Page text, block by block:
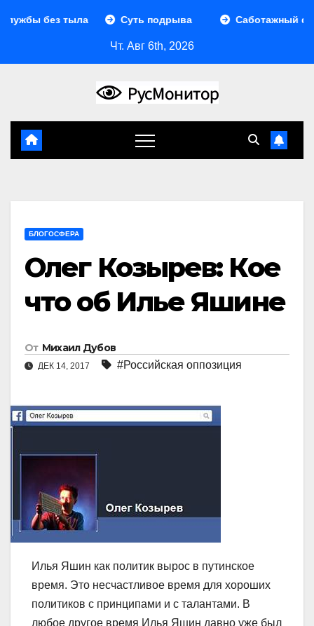
без тыла Суть подрыва Саботажный фронт
Чт. Авг 6th, 2026
БЛОГОСФЕРА
Олег Козырев: Кое
что об Илье Яшине
От Михаил Дубов
ДЕК 14, 2017 #Российская оппозиция
Илья Яшин как политик вырос в путинское
время. Это несчастливое время для хороших
политиков с принципами и с талантами. В
любое другое время Илья Яшин давно уже был